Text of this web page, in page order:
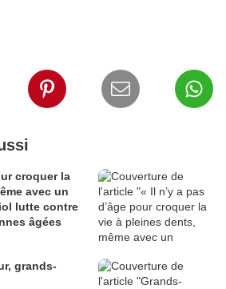
croquer la
avec un
lutte contre
âgées
grands-